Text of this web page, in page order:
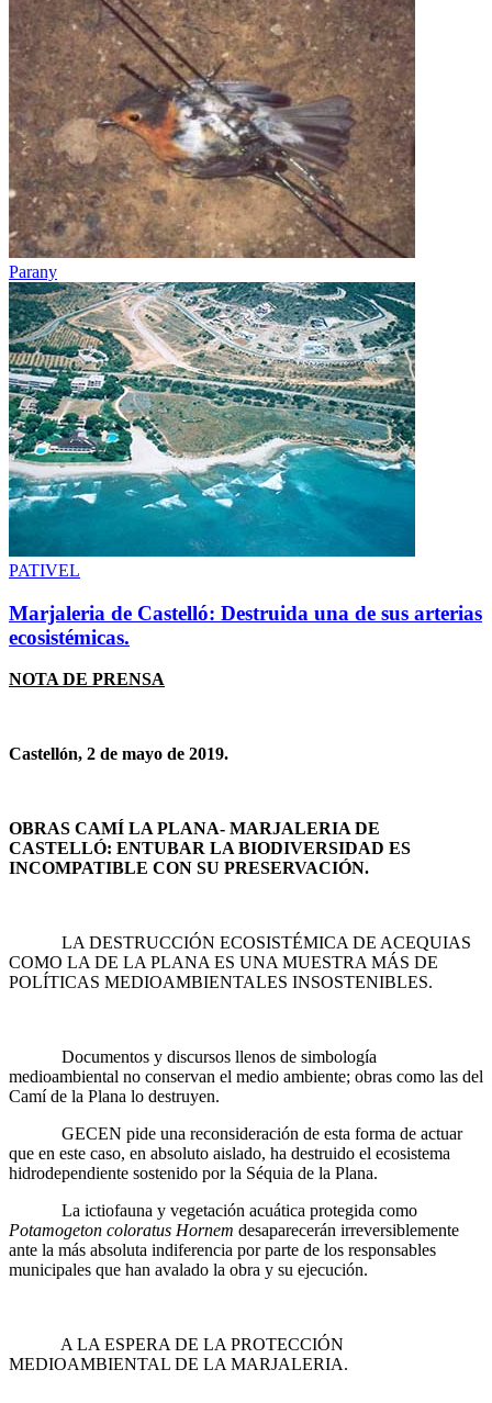
Parany
PATIVEL
Marjaleria de Castelló: Destruida una de sus arterias
ecosistémicas.
NOTA DE PRENSA
Castellón, 2 de mayo de 2019.
OBRAS CAMÍ LA PLANA- MARJALERIA DE
CASTELLÓ: ENTUBAR LA BIODIVERSIDAD ES
INCOMPATIBLE CON SU PRESERVACIÓN.
LA DESTRUCCIÓN ECOSISTÉMICA DE ACEQUIAS
COMO LA DE LA PLANA ES UNA MUESTRA MÁS DE
POLÍTICAS MEDIOAMBIENTALES INSOSTENIBLES.
Documentos y discursos llenos de simbología
medioambiental no conservan el medio ambiente; obras como las del
Camí de la Plana lo destruyen.
GECEN pide una reconsideración de esta forma de actuar
que en este caso, en absoluto aislado, ha destruido el ecosistema
hidrodependiente sostenido por la Séquia de la Plana.
La ictiofauna y vegetación acuática protegida como
Potamogeton coloratus Hornem desaparecerán irreversiblemente
ante la más absoluta indiferencia por parte de los responsables
municipales que han avalado la obra y su ejecución.
A LA ESPERA DE LA PROTECCIÓN
MEDIOAMBIENTAL DE LA MARJALERIA.